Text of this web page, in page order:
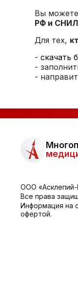
Вы
РФ и
Для тех,
- скачать
-
-
ООО
Все права
Информация на
офертой.